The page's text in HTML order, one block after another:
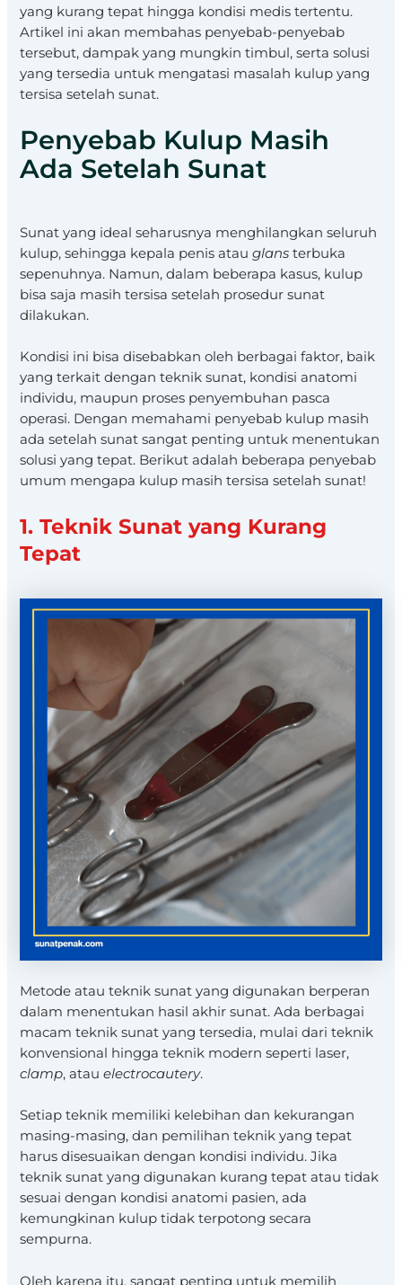
yang kurang tepat hingga kondisi medis tertentu.
Artikel ini akan membahas penyebab-penyebab
tersebut, dampak yang mungkin timbul, serta solusi
yang tersedia untuk mengatasi masalah kulup yang
tersisa setelah sunat.
Penyebab Kulup Masih
Ada Setelah Sunat
Sunat yang ideal seharusnya menghilangkan seluruh
kulup, sehingga kepala penis atauglans terbuka
sepenuhnya. Namun, dalam beberapa kasus, kulup
bisa saja masih tersisa setelah prosedur sunat
dilakukan.
Kondisi ini bisa disebabkan oleh berbagai faktor, baik
yang terkait dengan teknik sunat, kondisi anatomi
individu, maupun proses penyembuhan pasca
operasi. Dengan memahami penyebab kulup masih
ada setelah sunat sangat penting untuk menentukan
solusi yang tepat. Berikut adalah beberapa penyebab
umum mengapa kulup masih tersisa setelah sunat!
1. Teknik Sunat yang Kurang
Tepat
Metode atau teknik sunat yang digunakan berperan
dalam menentukan hasil akhir sunat. Ada berbagai
macam teknik sunat yang tersedia, mulai dari teknik
konvensional hingga teknik modern seperti laser,
clamp, atauelectrocautery.
Setiap teknik memiliki kelebihan dan kekurangan
masing-masing, dan pemilihan teknik yang tepat
harus disesuaikan dengan kondisi individu. Jika
teknik sunat yang digunakan kurang tepat atau tidak
sesuai dengan kondisi anatomi pasien, ada
kemungkinan kulup tidak terpotong secara
sempurna.
Oleh karena itu, sangat penting untuk memilih